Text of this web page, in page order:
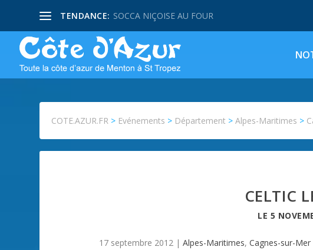
TENDANCE: SOCCA NIÇOISE AU FOUR
COTE.AZUR.FR > Evénements > Département >Alpes-Maritimes >
CELTIC
LE 5
17 septembre 2012| Alpes-Maritimes, Cagnes-sur-Mer